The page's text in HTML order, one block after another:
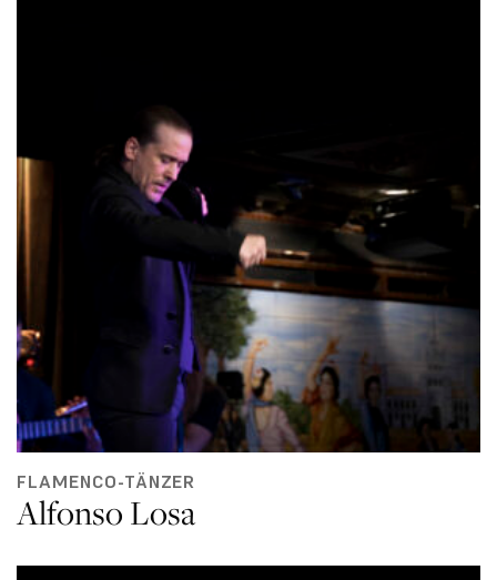
FLAMENCO-TÄNZER
Alfonso Losa